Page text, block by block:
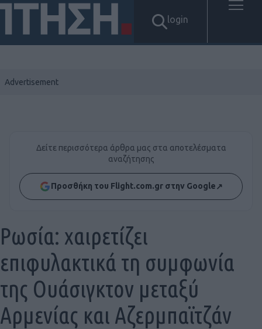
login
Δείτε περισσότερα άρθρα μας στα αποτελέσματα
αναζήτησης
Προσθήκη του Flight.com.gr στην Google↗
Ρωσία: χαιρετίζει
επιφυλακτικά τη συμφωνία
της Ουάσιγκτον μεταξύ
Αρμενίας και Αζερμπαϊτζάν